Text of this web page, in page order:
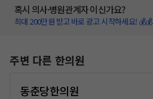
혹시 의사·병원관계자 이신가요?
최대 200만원 받고 바로 광고 시작하세요! 💰💰
주변 다른 한의원
동춘당한의원